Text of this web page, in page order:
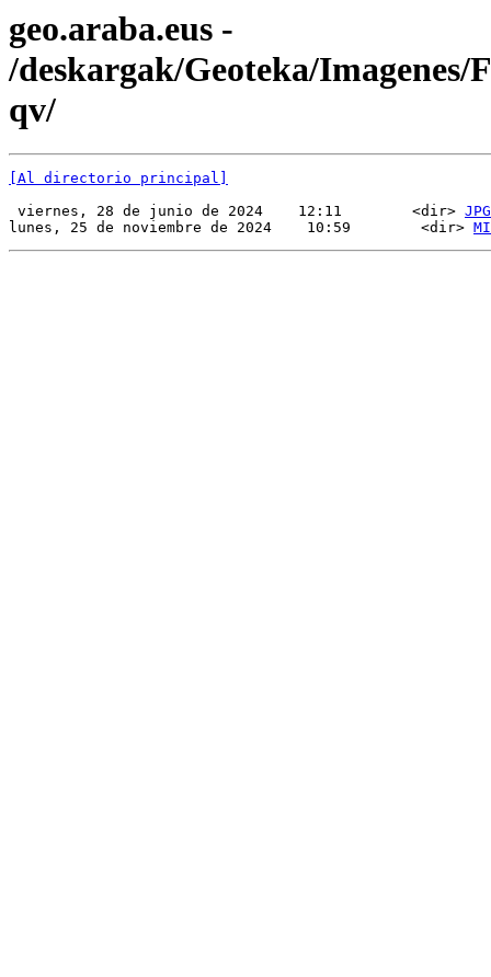
geo.araba.eus -
/deskargak/Geoteka/Imagenes/
qv/
[Al directorio principal]
viernes, 28 de junio de 2024    12:11        <dir> JPG
lunes, 25 de noviembre de 2024    10:59        <dir>